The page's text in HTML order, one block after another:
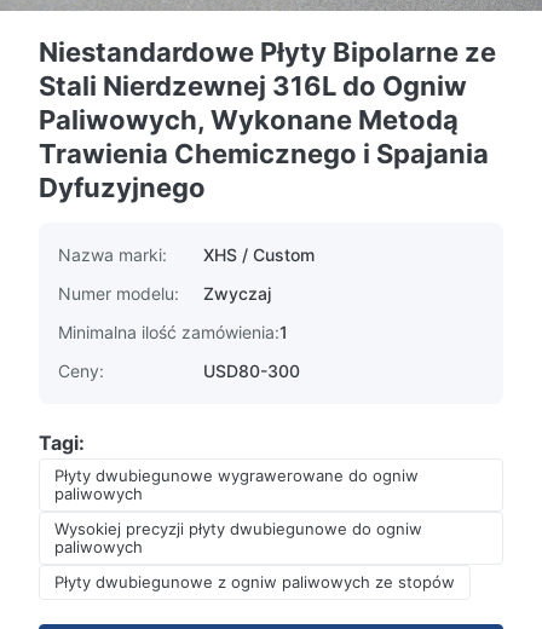
Niestandardowe Płyty Bipolarne ze
Stali Nierdzewnej 316L do Ogniw
Paliwowych, Wykonane Metodą
Trawienia Chemicznego i Spajania
Dyfuzyjnego
Nazwa marki:
XHS / Custom
Numer modelu:
Zwyczaj
Minimalna ilość zamówienia:1
Ceny:
USD80-300
Tagi:
Płyty dwubiegunowe wygrawerowane do ogniw
paliwowych
Wysokiej precyzji płyty dwubiegunowe do ogniw
paliwowych
Płyty dwubiegunowe z ogniw paliwowych ze stopów